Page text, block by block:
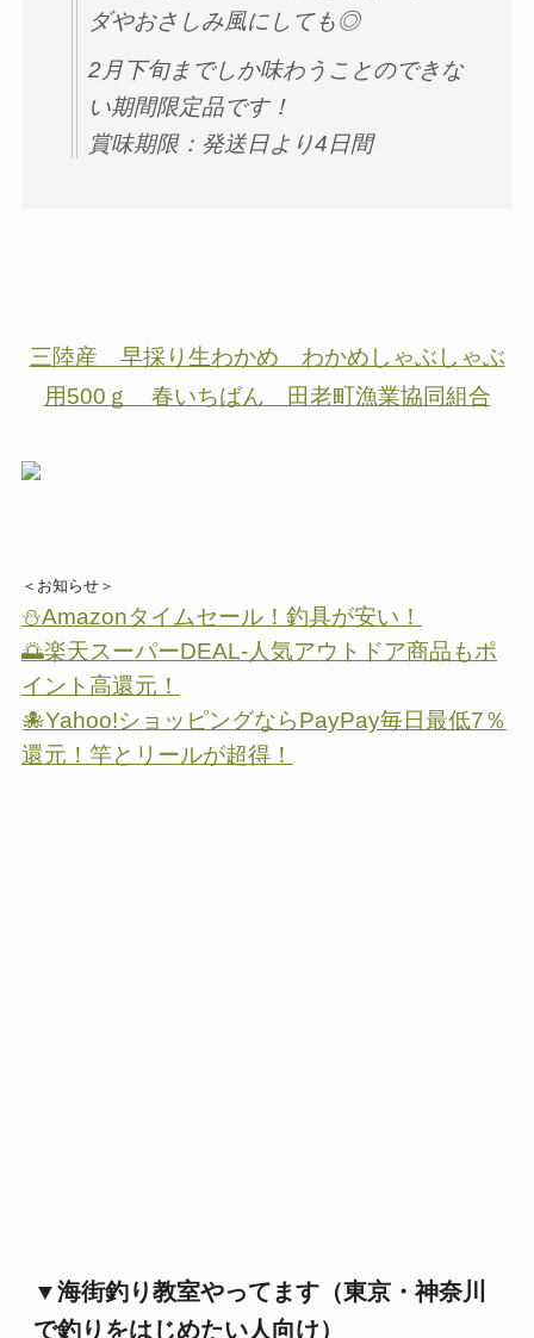
ダやおさしみ風にしても◎
2月下旬までしか味わうことのできな
い期間限定品です！
賞味期限：発送日より4日間
三陸産 早採り生わかめ わかめしゃぶしゃぶ
用500ｇ 春いちばん 田老町漁業協同組合
＜お知らせ＞
⛄Amazonタイムセール！釣具が安い！
🌅楽天スーパーDEAL-人気アウトドア商品もポ
イント高還元！
🐙Yahoo!ショッピングならPayPay毎日最低7％
還元！竿とリールが超得！
▼海街釣り教室やってます（東京・神奈川
で釣りをはじめたい人向け）